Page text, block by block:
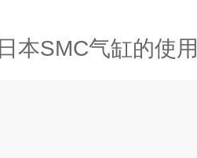
日本SMC气缸的使